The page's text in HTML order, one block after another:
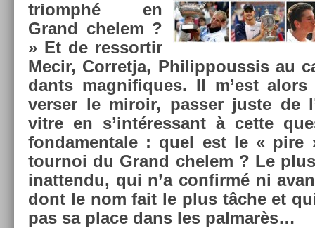
tri­omphé en
Grand chelem ?
» Et de re­ssor­tir
Mecir, Cor­ret­ja, Philip­pous­sis au
dants mag­nifiques. Il m’est
vers­er le miroir, pass­er juste de
vitre en s’intéres­sant à cette
fon­damen­tale : quel est le « pire
tour­noi du Grand chelem ? Le
in­at­tendu, qui n’a con­firmé ni
dont le nom fait le plus tâche et
pas sa place dans les pal­marès…